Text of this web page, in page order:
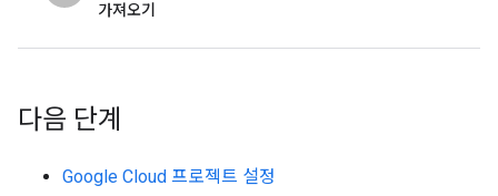
가져오기
다음 단계
Google Cloud 프로젝트 설정